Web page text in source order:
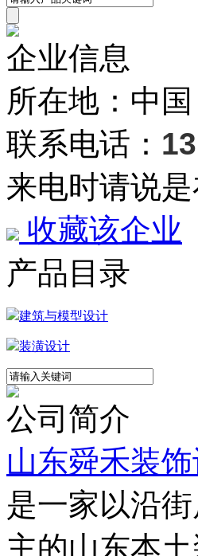
企业信息
所在地：中
联系电话：
来电时请说
收藏该企业
产品目录
建筑与模型设计
装潢设计
公司简介
山东舜禾装
是一家以沿